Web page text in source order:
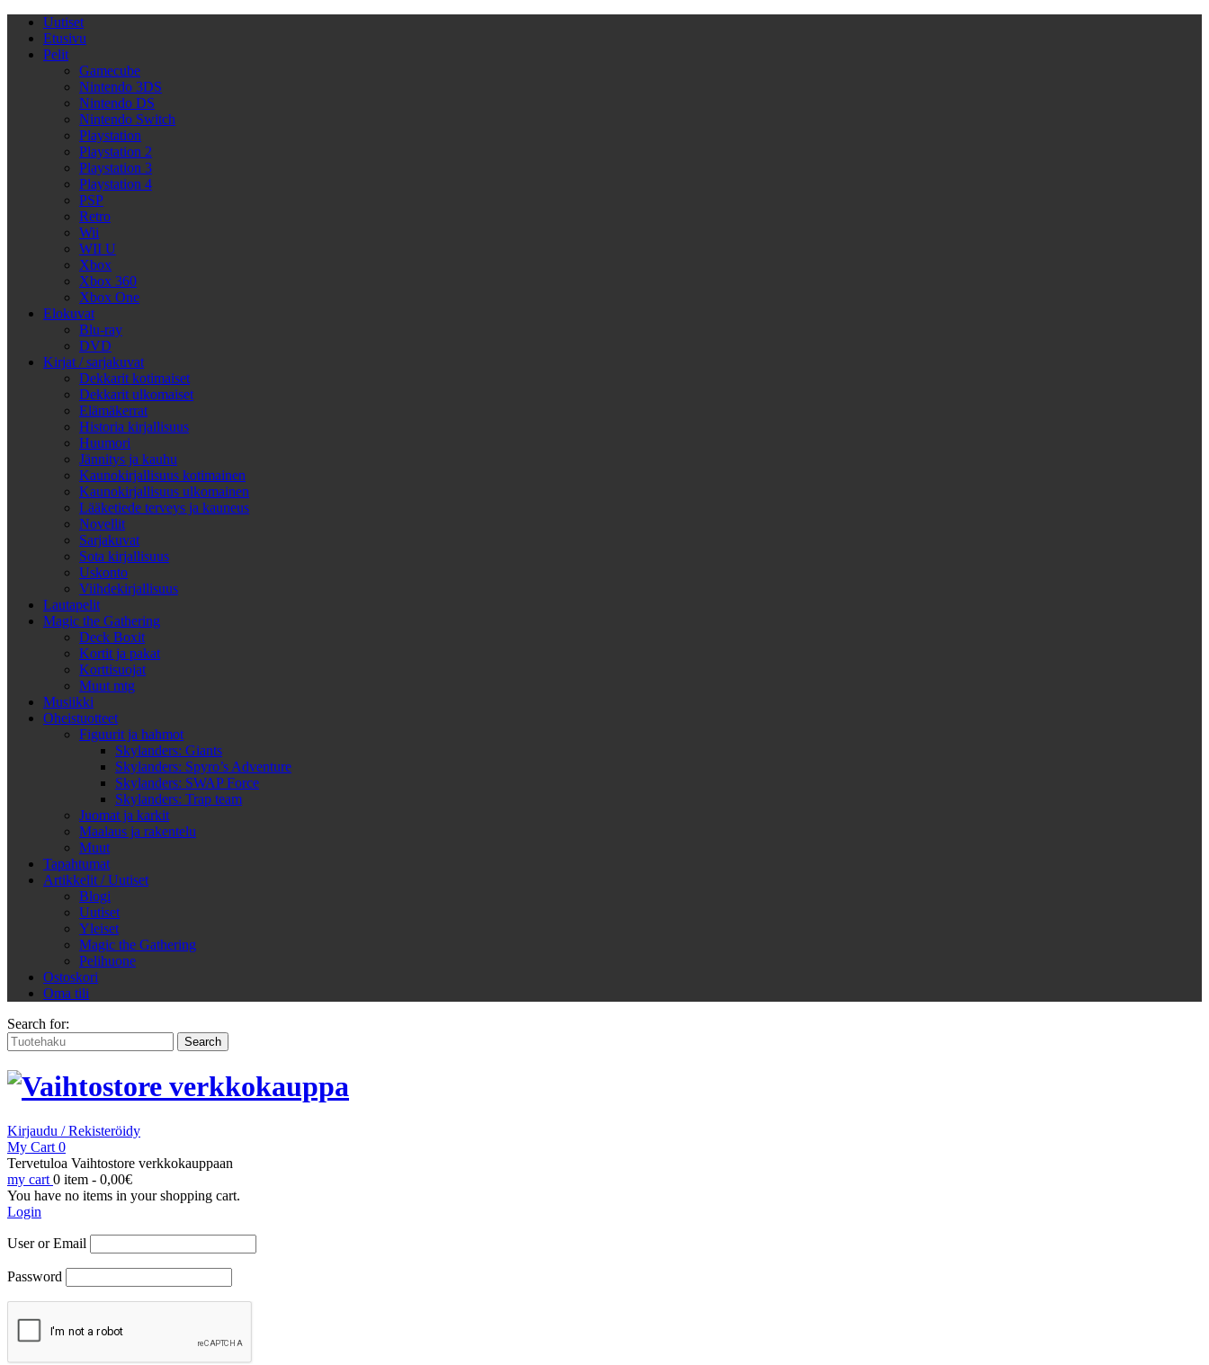
Uutiset
Etusivu
Pelit
Gamecube
Nintendo 3DS
Nintendo DS
Nintendo Switch
Playstation
Playstation 2
Playstation 3
Playstation 4
PSP
Retro
Wii
WII U
Xbox
Xbox 360
Xbox One
Elokuvat
Blu-ray
DVD
Kirjat / sarjakuvat
Dekkarit kotimaiset
Dekkarit ulkomaiset
Elämäkerrat
Historia kirjallisuus
Huumori
Jännitys ja kauhu
Kaunokirjallisuus kotimainen
Kaunokirjallisuus ulkomainen
Lääketiede terveys ja kauneus
Novellit
Sarjakuvat
Sota kirjallisuus
Uskonto
Viihdekirjallisuus
Lautapelit
Magic the Gathering
Deck Boxit
Kortit ja pakat
Korttisuojat
Muut mtg
Musiikki
Oheistuotteet
Figuurit ja hahmot
Skylanders: Giants
Skylanders: Spyro’s Adventure
Skylanders: SWAP Force
Skylanders: Trap team
Juomat ja karkit
Maalaus ja rakentelu
Muut
Tapahtumat
Artikkelit / Uutiset
Blogi
Uutiset
Yleiset
Magic the Gathering
Pelihuone
Ostoskori
Oma tili
Search for:
Kirjaudu / Rekisteröidy
My Cart 0
Tervetuloa Vaihtostore verkkokauppaan
my cart 0 item - 0,00€
You have no items in your shopping cart.
Login
User or Email
Password